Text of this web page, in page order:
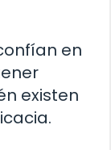
en
existen